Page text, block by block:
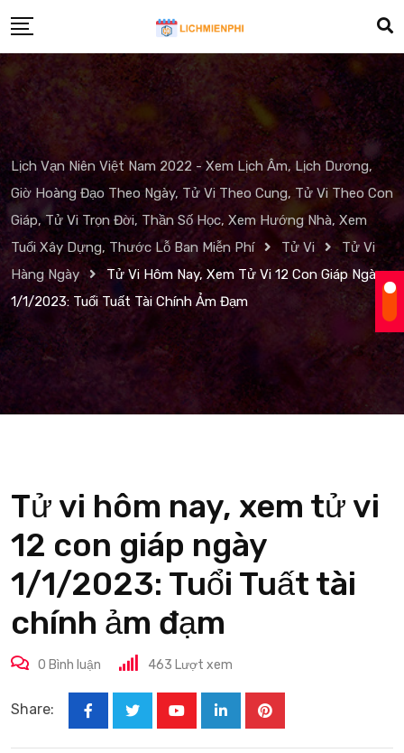
to
content
Lịch Vạn Niên Việt Nam 2022 - Xem Lịch Âm, Lịch Dương,
Giờ Hoàng Đạo Theo Ngày, Tử Vi Theo Cung, Tử Vi Theo Con
Giáp, Tử Vi Trọn Đời, Thần Số Học, Xem Hướng Nhà, Xem
Tuổi Xây Dựng, Thước Lỗ Ban Miễn Phí
Tử Vi
Tử Vi
Hàng Ngày
Tử Vi Hôm Nay, Xem Tử Vi 12 Con Giáp Ngày
1/1/2023: Tuổi Tuất Tài Chính Ảm Đạm
Tử vi hôm nay, xem tử vi
12 con giáp ngày
1/1/2023: Tuổi Tuất tài
chính ảm đạm
0 Bình luận 463 Lượt xem
Share:
LinkedInPinterest